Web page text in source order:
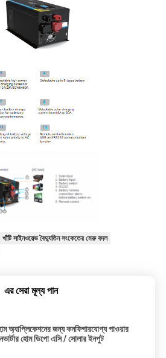
খাঁটি সাইনওয়েভ বৈদ্যুতিন সংকেতের মেরু বদল
এর সেরা মূল্য পান
অ্যাপ্লিকেশনের জন্য কনফিগারযোগ্য পাওয়ার
হোম ডিপো এসি / সোলার ইনপুট